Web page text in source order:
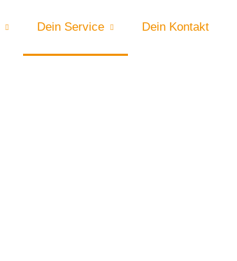
Dein Service Dein Kontakt